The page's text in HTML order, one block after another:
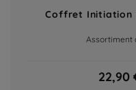
Coffret Initiation
Assortiment
22,90